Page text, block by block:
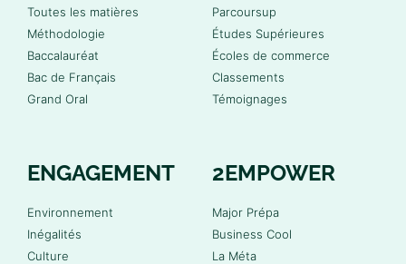
Toutes les matières
Méthodologie
Baccalauréat
Bac de Français
Grand Oral
Parcoursup
Études Supérieures
Écoles de commerce
Classements
Témoignages
ENGAGEMENT
Environnement
Inégalités
Culture
2EMPOWER
Major Prépa
Business Cool
La Méta